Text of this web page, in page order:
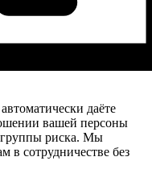
даёте
вашей персоны
группы риска. Мы
в сотрудничестве без